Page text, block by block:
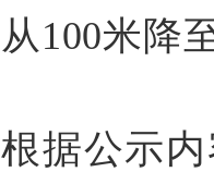
从100米降
根据公示内